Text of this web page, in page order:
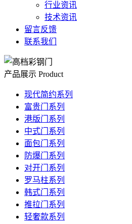
行业资讯
技术资讯
留言反馈
联系我们
产品展示 Product
现代简约系列
富贵门系列
港版门系列
中式门系列
面包门系列
防爆门系列
对开门系列
罗马柱系列
韩式门系列
推拉门系列
轻奢款系列